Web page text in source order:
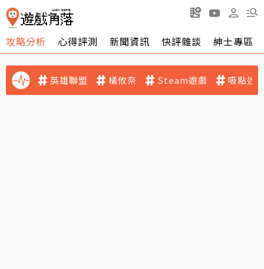
攻略分析 心得評測 新聞資訊 快評雜談 紳士專區
英雄聯盟 橘攸奈 Steam遊戲 吸點迷